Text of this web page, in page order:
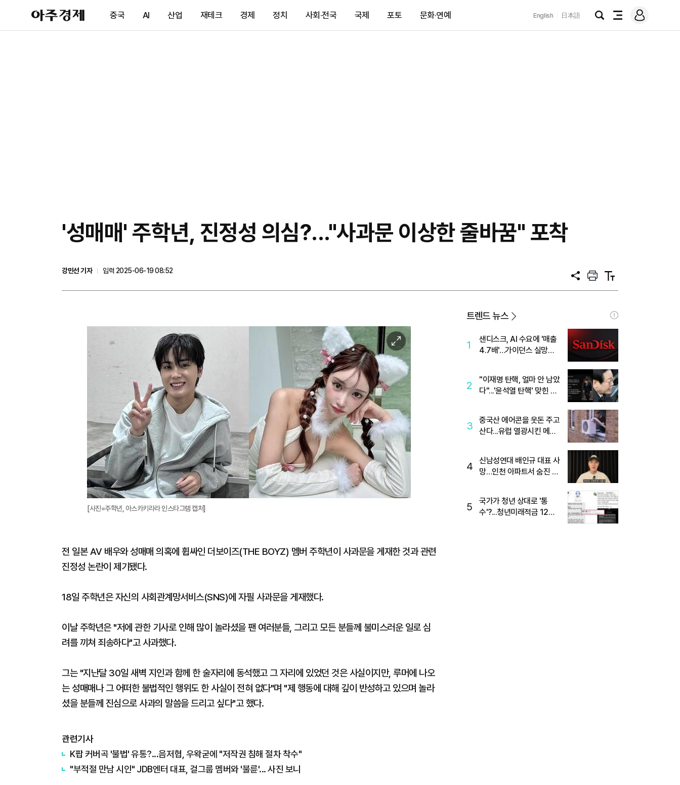
아
주
제
중국 AI 산업 재테크 경제 정치 사회·전국 국제 포토 문화·연예 English 日本語
검
전
메
그
'성매매' 주학년, 진정성 의심?..."사과문 이상한 줄바꿈" 포착
강민선 기자
입력 2025-06-19 08:52
공
프
트
텍
트
이
미
지
확
대
[사진=주학년, 아스카키라라 인스타그램 캡처]
전 일본 AV 배우와 성매매 의혹에 휩싸인 더보이즈(THE BOYZ) 멤버 주학년이 사과문을 게재한 것과 관련
진정성 논란이 제기됐다.
18일 주학년은 자신의 사회관계망서비스(SNS)에 자필 사과문을 게재했다.
이날 주학년은 "저에 관한 기사로 인해 많이 놀라셨을 팬 여러분들, 그리고 모든 분들께 불미스러운 일로 심
려를 끼쳐 죄송하다"고 사과했다.
그는 "지난달 30일 새벽 지인과 함께 한 술자리에 동석했고 그 자리에 있었던 것은 사실이지만, 루머에 나오
는 성매매나 그 어떠한 불법적인 행위도 한 사실이 전혀 없다"며 "제 행동에 대해 깊이 반성하고 있으며 놀라
셨을 분들께 진심으로 사과의 말씀을 드리고 싶다"고 했다.
관련기사
K팝 커버곡 '불법' 유통?...음저협, 우왁굳에 "저작권 침해 절차 착수"
"부적절 만남 시인" JDB엔터 대표, 걸그룹 멤버와 '불륜'... 사진 보니
트렌드 뉴스
1
샌디스크, AI 수요에 '매출
4.7배'…가이던스 실망에
2
"이재명 탄핵, 얼마 안 남았
다"...'윤석열 탄핵' 맞힌 무
3
중국산 에어콘을 웃돈 주고
산다...유럽 열광시킨 메이
4
신남성연대 배인규 대표 사
망…인천 아파트서 숨진 채
5
국가가 청년 상대로 '통
수'?...청년미래적금 12%